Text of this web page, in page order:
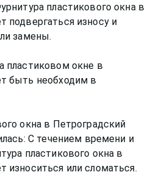
пластикового окна в
подвергаться износу и
замены.
пластиковом окне в
быть необходим в
окна в Петроградский
С течением времени и
пластикового окна в
износиться или сломаться.